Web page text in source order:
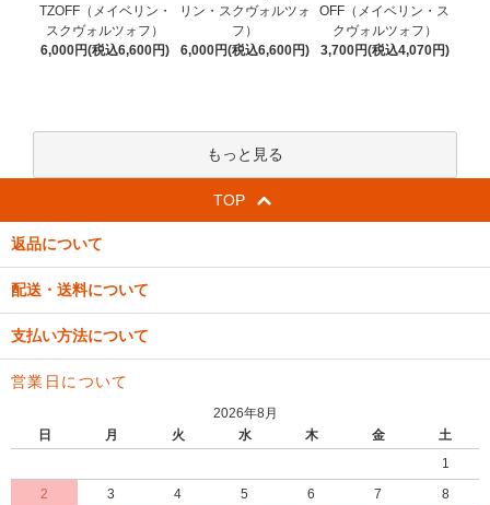
TZOFF（メイベリン・
スクヴォルツォフ）
6,000円(税込6,600円)
リン・スクヴォルツォ
フ）
6,000円(税込6,600円)
OFF（メイベリン・ス
クヴォルツォフ）
3,700円(税込4,070円)
もっと見る
TOP
返品について
配送・送料について
支払い方法について
営業日について
2026年8月
日
月 火 水 木 金
土
1
2
3 4 5 6 7
8